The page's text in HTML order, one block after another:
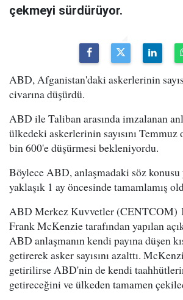
çekmeyi sürdürüyor.
ABD, Afganistan'daki askerlerinin
civarına düşürdü.
ABD ile Taliban arasında imzalanan
ülkedeki askerlerinin sayısını Temmuz
bin 600'e düşürmesi bekleniyordu.
Böylece ABD, anlaşmadaki söz
yaklaşık 1 ay öncesinde tamamlamış
ABD Merkez Kuvvetler (CENTCOM)
Frank McKenzie tarafından yapılan
ABD anlaşmanın kendi payına düşen
getirerek asker sayısını azalttı.
getirilirse ABD'nin de kendi
getireceğini ve ülkeden tamamen